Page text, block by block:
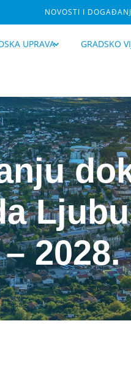
NOVOSTI I
UPRAVA GRADSKO